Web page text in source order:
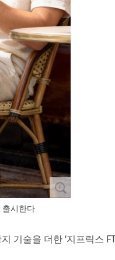
출시한다
기술을 더한 ‘지프릭스